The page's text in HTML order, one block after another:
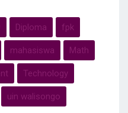
Diploma fpk
mahasiswa Math
Technology
uin walisongo